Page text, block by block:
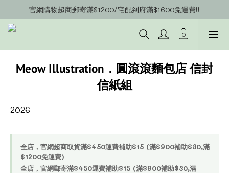
官網會員募集中~立即註冊即可獲得購物金$20!!!
官網購物超商郵寄滿$1200/宅配到府滿$1600免運費!!
官網會員募集中~立即註冊即可獲得購物金$20!!!
Meow Illustration．圓滾滾麵包店 信封
信紙組
2026
全店，官網超商取貨滿$450運費補助$15 (滿$900補助$30,滿
$1200免運費)
全店，官網郵寄滿$450運費補助$15 (滿$900補助$30,滿